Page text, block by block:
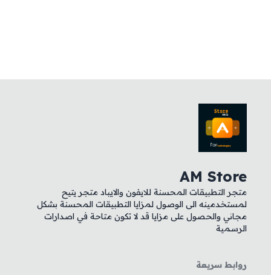
AM Store
متجر التطبيقات المحسنة للايفون والايباد متجر يتيح
لمستخدمينه الى الوصول لمزايا التطبيقات المحسنة بشكل
مجاني والحصول على مزايا قد لا تكون متاحة في اصدارات
الرسمية
روابط سريعة